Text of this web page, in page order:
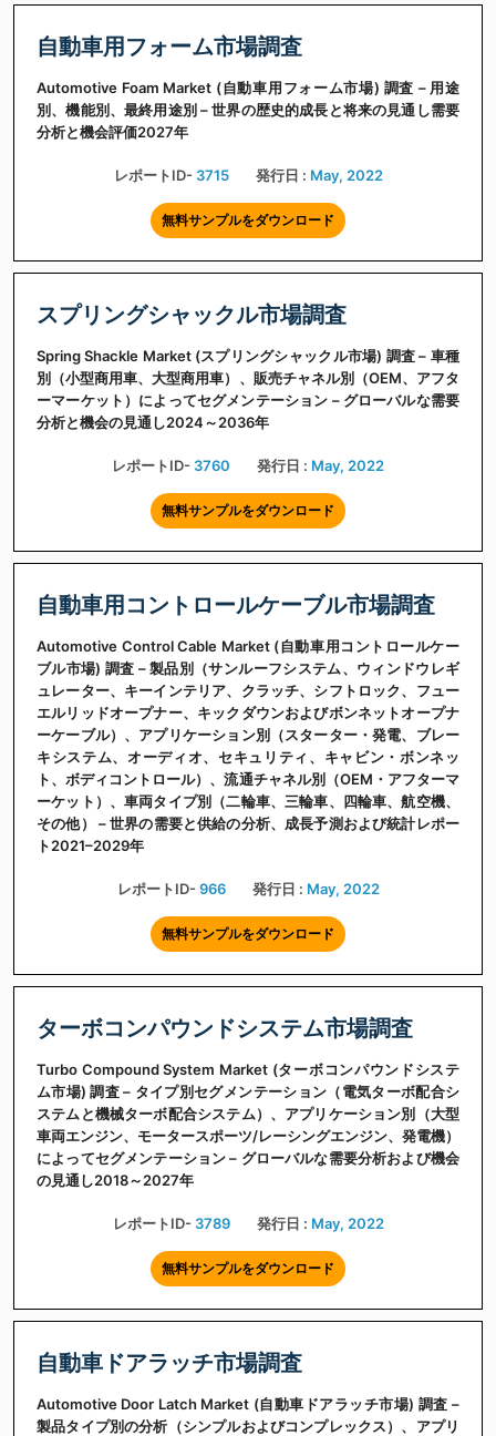
自動車用フォーム市場調査
Automotive Foam Market (自動車用フォーム市場) 調査 – 用途
別、機能別、最終用途別 – 世界の歴史的成長と将来の見通し需要
分析と機会評価2027年
レポートID- 3715 発行日 : May, 2022
無料サンプルをダウンロード
スプリングシャックル市場調査
Spring Shackle Market (スプリングシャックル市場) 調査 – 車種
別（小型商用車、大型商用車）、販売チャネル別（OEM、アフタ
ーマーケット）によってセグメンテーション – グローバルな需要
分析と機会の見通し2024～2036年
レポートID- 3760 発行日 : May, 2022
無料サンプルをダウンロード
自動車用コントロールケーブル市場調査
Automotive Control Cable Market (自動車用コントロールケー
ブル市場) 調査 – 製品別（サンルーフシステム、ウィンドウレギ
ュレーター、キーインテリア、クラッチ、シフトロック、フュー
エルリッドオープナー、キックダウンおよびボンネットオープナ
ーケーブル）、アプリケーション別（スターター・発電、ブレー
キシステム、オーディオ、セキュリティ、キャビン・ボンネッ
ト、ボディコントロール）、流通チャネル別（OEM・アフターマ
ーケット）、車両タイプ別（二輪車、三輪車、四輪車、航空機、
その他） – 世界の需要と供給の分析、成長予測および統計レポー
ト2021–2029年
レポートID-966 発行日 : May, 2022
無料サンプルをダウンロード
ターボコンパウンドシステム市場調査
Turbo Compound System Market (ターボコンパウンドシステ
ム市場) 調査 – タイプ別セグメンテーション（電気ターボ配合シ
ステムと機械ターボ配合システム）、アプリケーション別（大型
車両エンジン、モータースポーツ/レーシングエンジン、発電機）
によってセグメンテーション – グローバルな需要分析および機会
の見通し2018～2027年
レポートID- 3789 発行日 : May, 2022
無料サンプルをダウンロード
自動車ドアラッチ市場調査
Automotive Door Latch Market (自動車ドアラッチ市場) 調査 –
製品タイプ別の分析（シンプルおよびコンプレックス）、アプリ